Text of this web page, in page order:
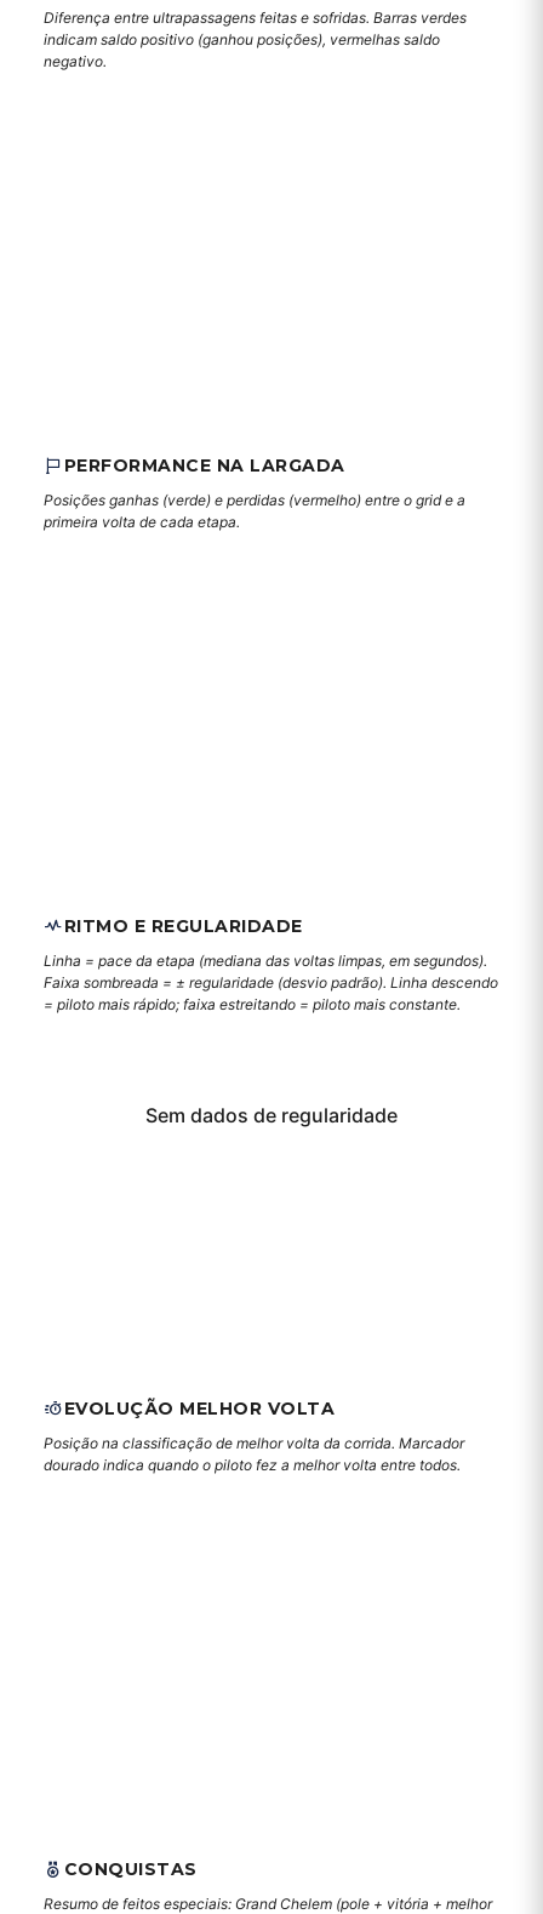
Diferença entre ultrapassagens feitas e sofridas. Barras verdes
indicam saldo positivo (ganhou posições), vermelhas saldo
negativo.
PERFORMANCE NA LARGADA
Posições ganhas (verde) e perdidas (vermelho) entre o grid e a
primeira volta de cada etapa.
RITMO E REGULARIDADE
Linha = pace da etapa (mediana das voltas limpas, em segundos).
Faixa sombreada = ± regularidade (desvio padrão). Linha descendo
= piloto mais rápido; faixa estreitando = piloto mais constante.
Sem dados de regularidade
EVOLUÇÃO MELHOR VOLTA
Posição na classificação de melhor volta da corrida. Marcador
dourado indica quando o piloto fez a melhor volta entre todos.
CONQUISTAS
Resumo de feitos especiais: Grand Chelem (pole + vitória + melhor